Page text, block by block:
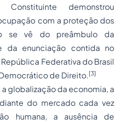
Constituinte demonstrou
com a proteção dos
se vê do preâmbulo da
da enunciação contida no
Federativa do Brasil
de Direito. [3]
globalização da economia, a
do mercado cada vez
humana, a ausência de